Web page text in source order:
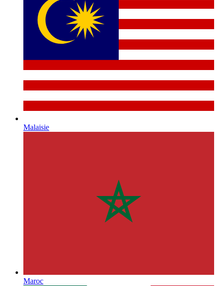
Malaisie
Maroc